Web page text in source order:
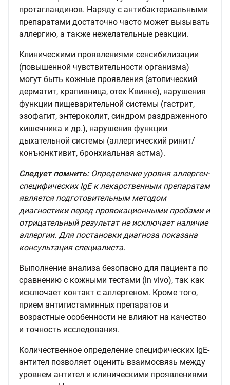
протагландинов. Наряду с антибактериальными
препаратами достаточно часто может вызывать
аллергию, а также нежелательные реакции.
Клиническими проявлениями сенсибилизации
(повышенной чувствительности организма)
могут быть кожные проявления (атопический
дерматит, крапивница, отек Квинке), нарушения
функции пищеварительной системы (гастрит,
эзофагит, энтероколит, синдром раздраженного
кишечника и др.), нарушения функции
дыхательной системы (аллергический ринит/
конъюнктивит, бронхиальная астма).
Следует помнить:Определение уровня аллерген-
специфических IgE к лекарственным препаратам
является подготовительным методом
диагностики перед провокационными пробами и
отрицательный результат не исключает наличие
аллергии. Для постановки диагноза показана
консультация специалиста.
Выполнение анализа безопасно для пациента по
сравнению с кожными тестами (in vivo), так как
исключает контакт с аллергеном. Кроме того,
прием антигистаминных препаратов и
возрастные особенности не влияют на качество
и точность исследования.
Количественное определение специфических IgE-
антител позволяет оценить взаимосвязь между
уровнем антител и клиническими проявлениями